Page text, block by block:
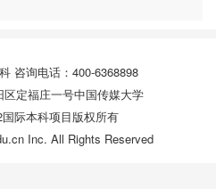
咨询电话：400-6368898
定福庄一号中国传媒大学
际本科项目版权所有
Inc. All Rights Reserved